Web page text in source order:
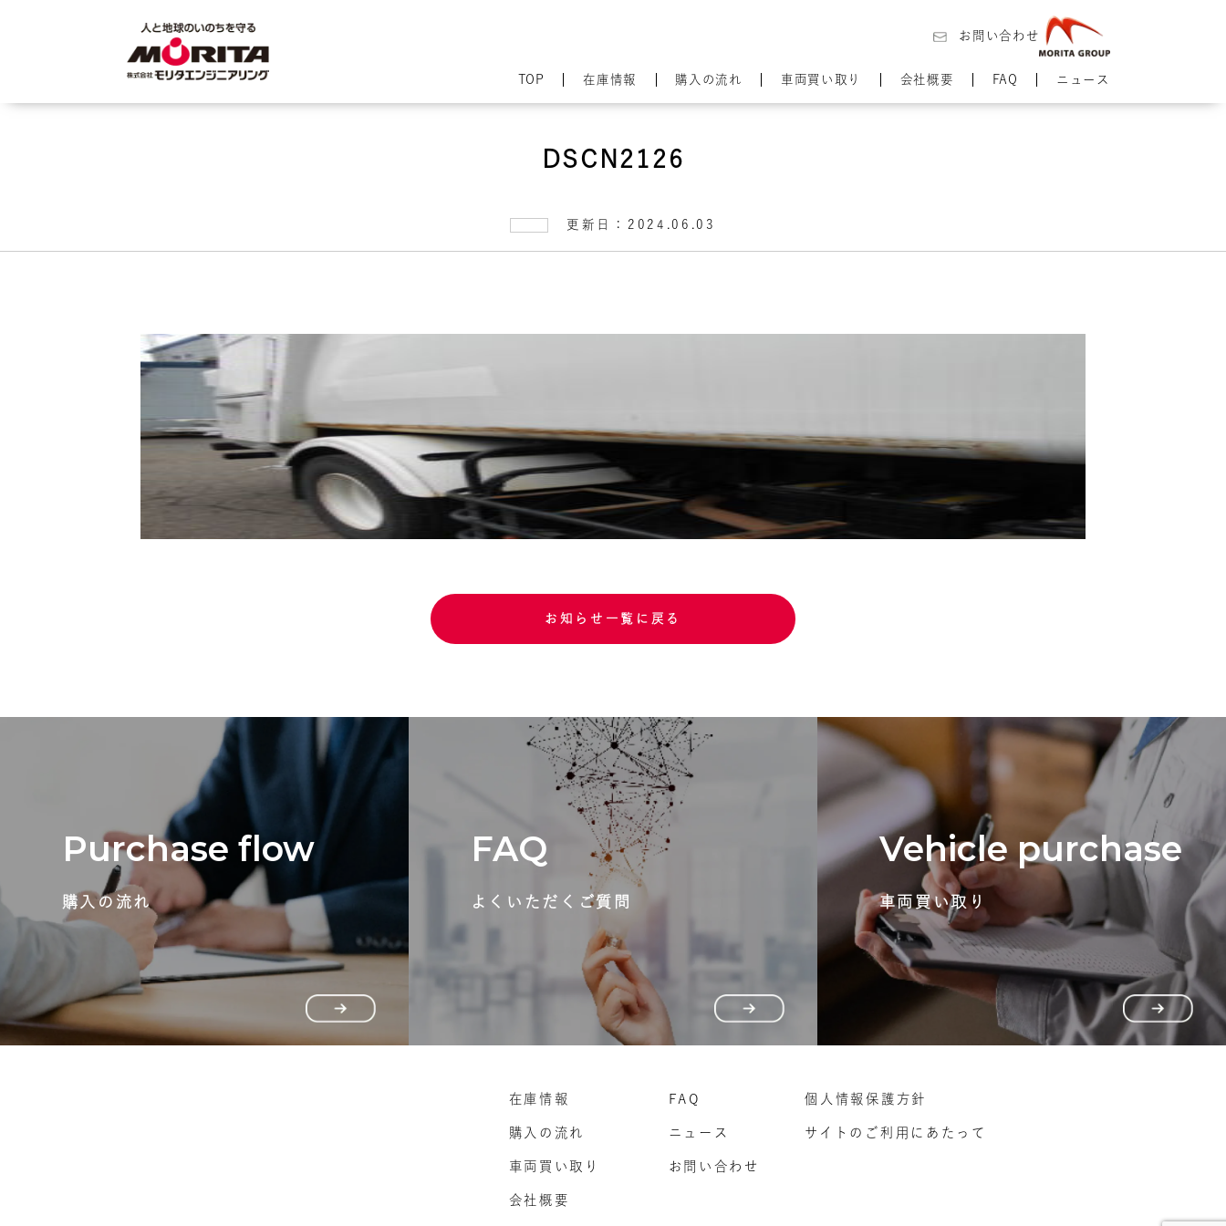
お問い合わせ
TOP 在庫情報 購入の流れ 車両買い取り 会社概要 FAQ ニュース
DSCN2126
更新日：2024.06.03
お知らせ一覧に戻る
Purchase flow
購入の流れ
FAQ
よくいただくご質問
Vehicle purchase
車両買い取り
在庫情報
購入の流れ
車両買い取り
会社概要
FAQ
ニュース
お問い合わせ
個人情報保護方針
サイトのご利用にあたって